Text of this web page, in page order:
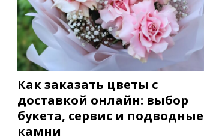
Как заказать цветы с
доставкой онлайн: выбор
букета, сервис и подводные
камни